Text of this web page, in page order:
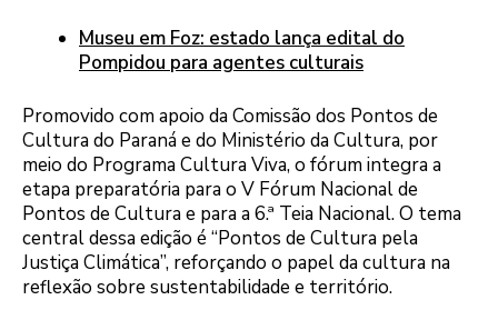
Museu em Foz: estado lança edital do
Pompidou para agentes culturais
Promovido com apoio da Comissão dos Pontos de
Cultura do Paraná e do Ministério da Cultura, por
meio do Programa Cultura Viva, o fórum integra a
etapa preparatória para o V Fórum Nacional de
Pontos de Cultura e para a 6.ª Teia Nacional. O tema
central dessa edição é “Pontos de Cultura pela
Justiça Climática”, reforçando o papel da cultura na
reflexão sobre sustentabilidade e território.